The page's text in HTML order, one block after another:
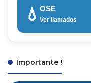
💧 OSE
Ver llamados
Importante !